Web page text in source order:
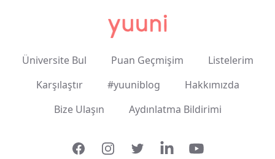
Üniversite Bul Puan Geçmişim
Listelerim
Karşılaştır
#yuuniblog
Hakkımızda
Bize Ulaşın
Aydınlatma Bildirimi
FacebookInstagramTwitterLinkedInYouTube